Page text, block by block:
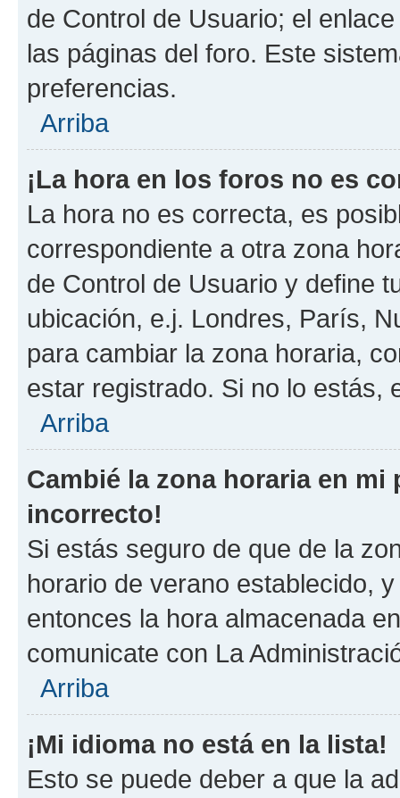
de Control de Usuario; el
las páginas del foro. Este
preferencias.
Arriba
¡La hora en los foros no es
La hora no es correcta, es
correspondiente a otra zona
de Control de Usuario y define
ubicación, e.j. Londres, París,
para cambiar la zona horaria,
estar registrado. Si no lo estás,
Arriba
Cambié la zona horaria en
incorrecto!
Si estás seguro de que de la
horario de verano establecido,
entonces la hora almacenada
comunicate con La
Arriba
¡Mi idioma no está en la lista!
Esto se puede deber a que la